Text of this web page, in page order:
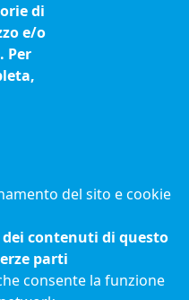
di
e/o
Per
del sito e cookie
contenuti di questo
parti
consente la funzione